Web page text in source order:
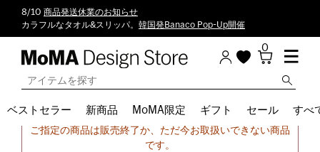
8/10 商品発送休業のお知らせ
カラフルなタオル&スリッパ。 韓国発Banaco Pop-Up開催
0
ベストセラー 新商品 MoMA限定 ギフト セール すべ
申し訳ございません。
ご指定の商品は販売終了か、ただ今お取扱いできない商品
です。